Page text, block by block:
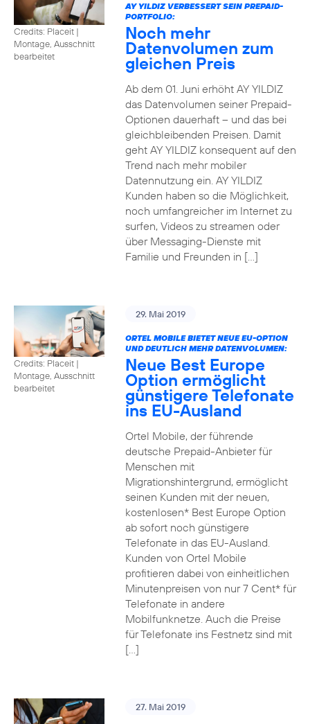
Credits: Placeit |
Montage, Ausschnitt
bearbeitet
AY YILDIZ VERBESSERT SEIN PREPAID-
PORTFOLIO:
Noch mehr
Datenvolumen zum
gleichen Preis
Ab dem 01. Juni erhöht AY YILDIZ
das Datenvolumen seiner Prepaid-
Optionen dauerhaft – und das bei
gleichbleibenden Preisen. Damit
geht AY YILDIZ konsequent auf den
Trend nach mehr mobiler
Datennutzung ein. AY YILDIZ
Kunden haben so die Möglichkeit,
noch umfangreicher im Internet zu
surfen, Videos zu streamen oder
über Messaging-Dienste mit
Familie und Freunden in […]
Credits: Placeit |
Montage, Ausschnitt
bearbeitet
29. Mai 2019
ORTEL MOBILE BIETET NEUE EU-OPTION
UND DEUTLICH MEHR DATENVOLUMEN:
Neue Best Europe
Option ermöglicht
günstigere Telefonate
ins EU-Ausland
Ortel Mobile, der führende
deutsche Prepaid-Anbieter für
Menschen mit
Migrationshintergrund, ermöglicht
seinen Kunden mit der neuen,
kostenlosen* Best Europe Option
ab sofort noch günstigere
Telefonate in das EU-Ausland.
Kunden von Ortel Mobile
profitieren dabei von einheitlichen
Minutenpreisen von nur 7 Cent* für
Telefonate in andere
Mobilfunknetze. Auch die Preise
für Telefonate ins Festnetz sind mit
[…]
27. Mai 2019